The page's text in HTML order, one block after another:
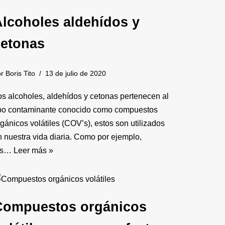
aldehídos y
Boris Tito 13 de julio de 2020
alcoholes, aldehídos y cetonas pertenecen al
contaminante conocido como compuestos
volátiles (COV’s), estos son utilizados
nuestra vida diaria. Como por ejemplo,
Leer más »
orgánicos